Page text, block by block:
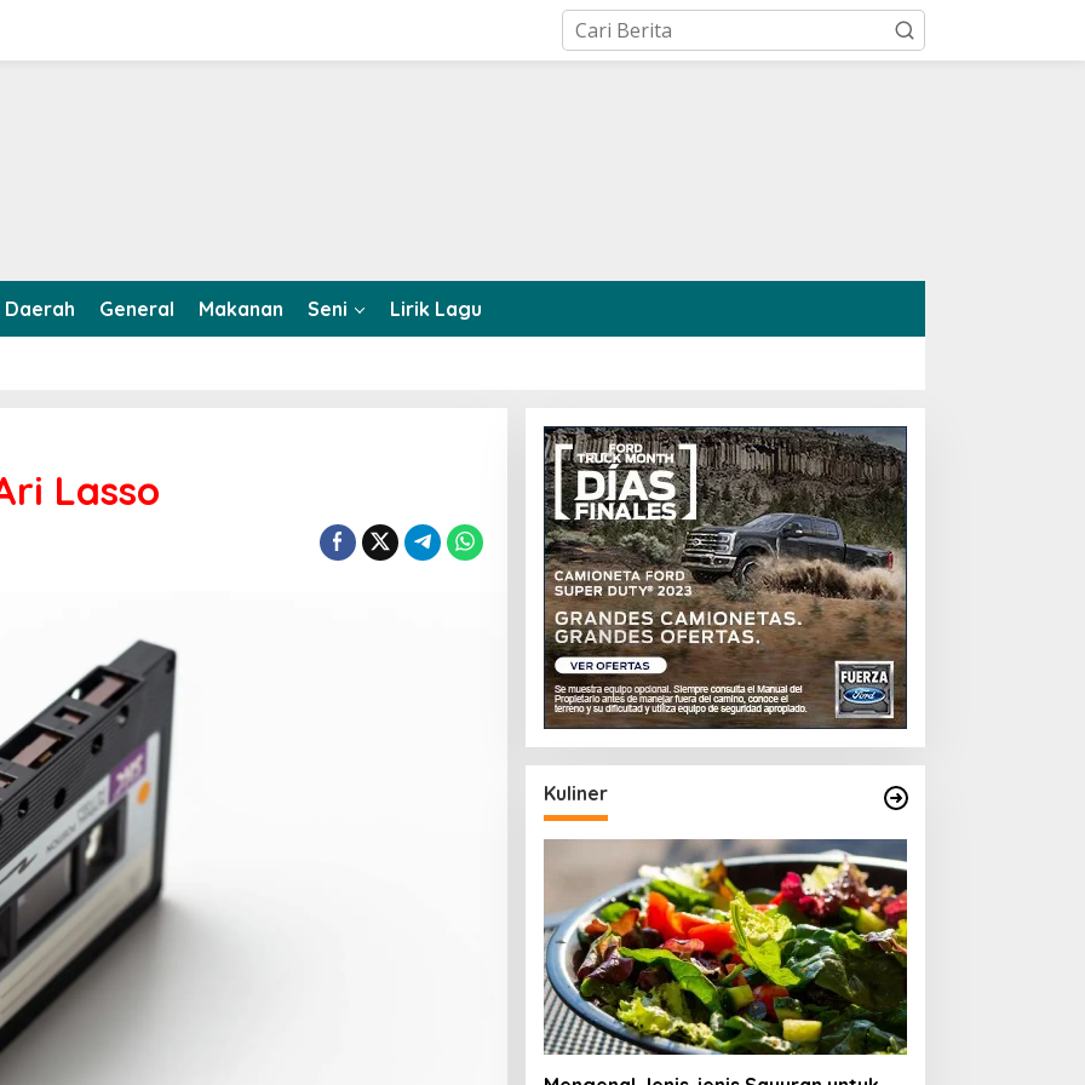
Daerah General Makanan Seni Lirik Lagu
Lasso
Kuliner